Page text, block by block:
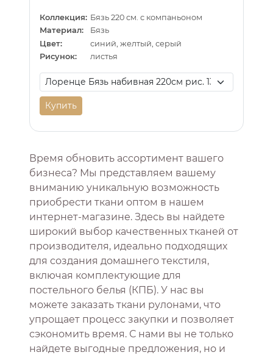
Коллекция: Бязь 220 см. с компаньоном
Материал:
Бязь
Цвет:
синий, желтый, серый
Рисунок:
листья
Купить
Время обновить ассортимент вашего
бизнеса? Мы представляем вашему
вниманию уникальную возможность
приобрести ткани оптом в нашем
интернет-магазине. Здесь вы найдете
широкий выбор качественных тканей от
производителя, идеально подходящих
для создания домашнего текстиля,
включая комплектующие для
постельного белья (КПБ). У нас вы
можете заказать ткани рулонами, что
упрощает процесс закупки и позволяет
сэкономить время. С нами вы не только
найдете выгодные предложения, но и